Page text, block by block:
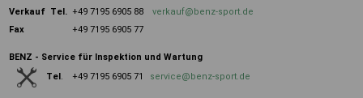
Verkauf Tel. +49 7195 6905 88
verkauf@benz-sport.de
Fax
+49 7195 6905 77
BENZ - Service für Inspektion und Wartung
Tel . +49 7195 6905 71 service@benz-sport.de